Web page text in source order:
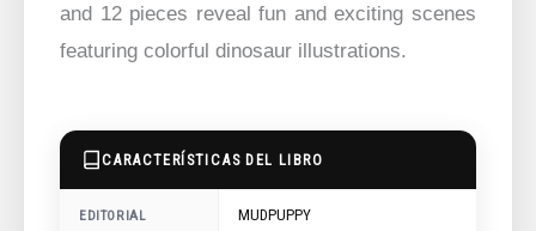
and 12 pieces reveal fun and exciting scenes
featuring colorful dinosaur illustrations.
CARACTERÍSTICAS DEL LIBRO
EDITORIAL MUDPUPPY